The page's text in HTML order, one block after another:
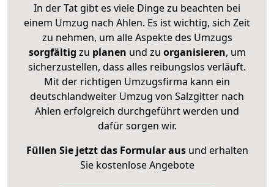
In der Tat gibt es viele Dinge zu beachten bei
einem Umzug nach Ahlen. Es ist wichtig, sich Zeit
zu nehmen, um alle Aspekte des Umzugs
sorgfältig zu planen und zu organisieren, um
sicherzustellen, dass alles reibungslos verläuft.
Mit der richtigen Umzugsfirma kann ein
deutschlandweiter Umzug von Salzgitter nach
Ahlen erfolgreich durchgeführt werden und
dafür sorgen wir.
Füllen Sie jetzt das Formular ausund erhalten
Sie kostenlose Angebote